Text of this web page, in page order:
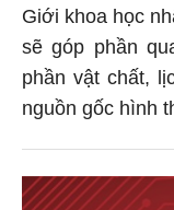
Giới khoa học
sẽ góp phần
phần vật chất,
nguồn gốc hình